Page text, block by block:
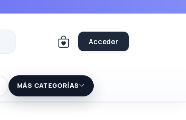
Acceder
MÁS CATEGORÍAS